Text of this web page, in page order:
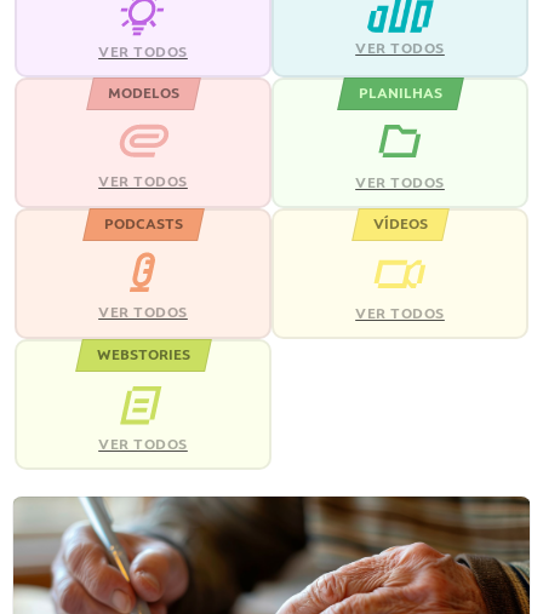
VER TODOS VER TODOS
MODELOS
VER TODOS
PLANILHAS
VER TODOS
PODCASTS
VER TODOS
VÍDEOS
VER TODOS
WEBSTORIES
VER TODOS